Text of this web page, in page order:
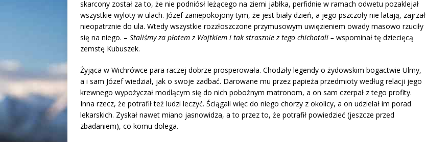
skarcony został za to, że nie podniósł leżącego na ziemi jabłka, perfidnie w ramach odwetu pozaklejał
wszystkie wyloty w ulach. Józef zaniepokojony tym, że jest biały dzień, a jego pszczoły nie latają, zajrzał
nieopatrznie do ula. Wtedy wszystkie rozzłoszczone przymusowym uwięzieniem owady masowo rzuciły
się na niego. – Staliśmy za płotem z Wojtkiem i tak strasznie z tego chichotali – wspominał tę dziecięcą
zemstę Kubuszek.
Żyjąca w Wichrówce para raczej dobrze prosperowała. Chodziły legendy o żydowskim bogactwie Ulmy,
a i sam Józef wiedział, jak o swoje zadbać. Darowane mu przez papieża przedmioty według relacji jego
krewnego wypożyczał modlącym się do nich pobożnym matronom, a on sam czerpał z tego profity.
Inna rzecz, że potrafił też ludzi leczyć. Ściągali więc do niego chorzy z okolicy, a on udzielał im porad
lekarskich. Zyskał nawet miano jasnowidza, a to przez to, że potrafił powiedzieć (jeszcze przed
zbadaniem), co komu dolega.